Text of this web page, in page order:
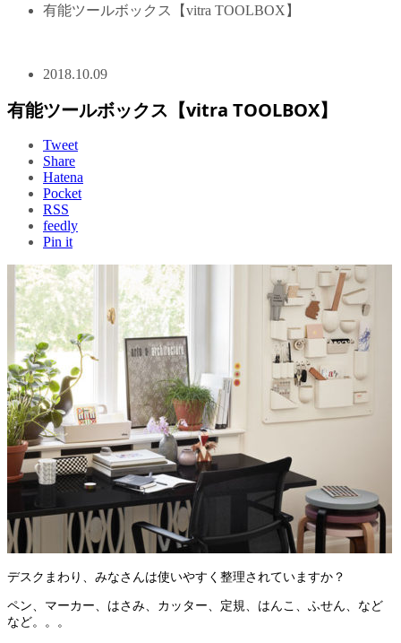
有能ツールボックス【vitra TOOLBOX】
2018.10.09
有能ツールボックス【vitra TOOLBOX】
Tweet
Share
Hatena
Pocket
RSS
feedly
Pin it
デスクまわり、みなさんは使いやすく整理されていますか？
ペン、マーカー、はさみ、カッター、定規、はんこ、ふせん、など
など。。。